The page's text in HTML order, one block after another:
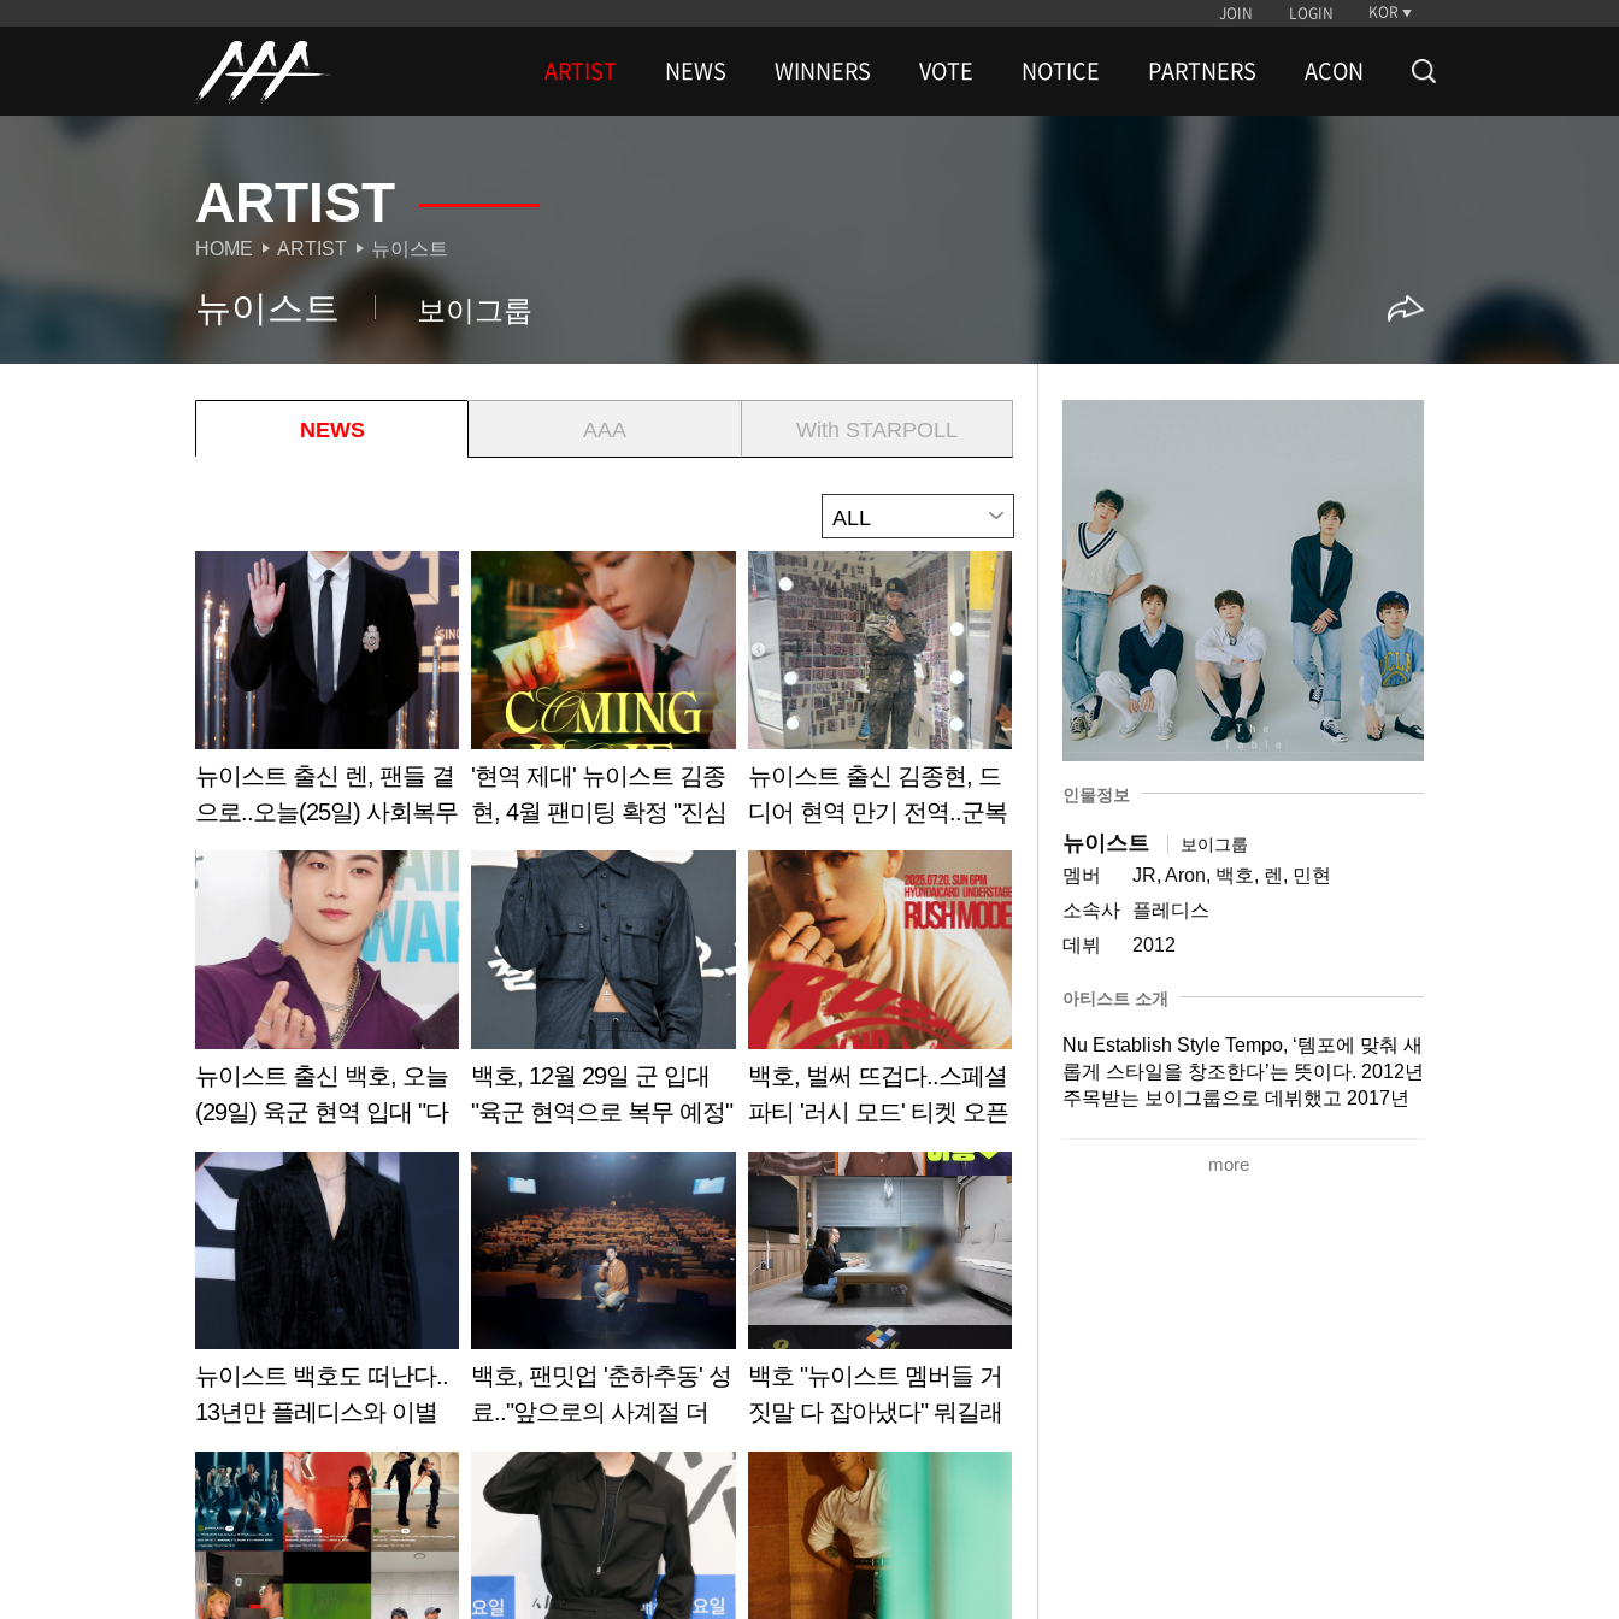
JOIN LOGIN KOR
ARTIST NEWS WINNERS VOTE NOTICE PARTNERS ACON
ARTIST
HOME ARTIST 뉴이스트
뉴이스트 보이그룹
NEWS AAA With STARPOLL
ALL
뉴이스트 출신 렌, 팬들 곁
으로..오늘(25일) 사회복무
요원 소집해체
'현역 제대' 뉴이스트 김종
현, 4월 팬미팅 확정 "진심
담은 음악 보답"[공식]
뉴이스트 출신 김종현, 드
디어 현역 만기 전역..군복
셀카 공개 [스타이슈]
뉴이스트 출신 백호, 오늘
(29일) 육군 현역 입대 "다
녀올게"
백호, 12월 29일 군 입대
"육군 현역으로 복무 예정"
[전문]
백호, 벌써 뜨겁다..스페셜
파티 '러시 모드' 티켓 오픈
동시에 매진
뉴이스트 백호도 떠난다..
13년만 플레디스와 이별
[공식][전문]
백호, 팬밋업 '춘하추동' 성
료.."앞으로의 사계절 더
멋질 것"
백호 "뉴이스트 멤버들 거
짓말 다 잡아냈다" 뭐길래
[탐정들의 영업비밀]
인물정보
뉴이스트 보이그룹
멤버
JR, Aron, 백호, 렌, 민현
소속사
플레디스
데뷔
2012
아티스트 소개
Nu Establish Style Tempo, ‘템포에 맞춰 새
롭게 스타일을 창조한다’는 뜻이다. 2012년
주목받는 보이그룹으로 데뷔했고 2017년
약의 발판을 마련했고 방송 종영직후 뉴이
more